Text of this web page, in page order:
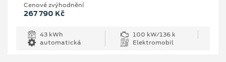
Cenové zvýhodnění
267 790 Kč
43 kWh
100 kW/136 k
automatická
Elektromobil